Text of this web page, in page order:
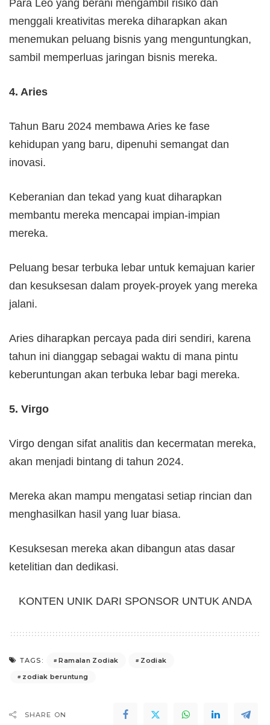
Para Leo yang berani mengambil risiko dan
menggali kreativitas mereka diharapkan akan
menemukan peluang bisnis yang menguntungkan,
sambil memperluas jaringan bisnis mereka.
4. Aries
Tahun Baru 2024 membawa Aries ke fase
kehidupan yang baru, dipenuhi semangat dan
inovasi.
Keberanian dan tekad yang kuat diharapkan
membantu mereka mencapai impian-impian
mereka.
Peluang besar terbuka lebar untuk kemajuan karier
dan kesuksesan dalam proyek-proyek yang mereka
jalani.
Aries diharapkan percaya pada diri sendiri, karena
tahun ini dianggap sebagai waktu di mana pintu
keberuntungan akan terbuka lebar bagi mereka.
5. Virgo
Virgo dengan sifat analitis dan kecermatan mereka,
akan menjadi bintang di tahun 2024.
Mereka akan mampu mengatasi setiap rincian dan
menghasilkan hasil yang luar biasa.
Kesuksesan mereka akan dibangun atas dasar
ketelitian dan dedikasi.
KONTEN UNIK DARI SPONSOR UNTUK ANDA
TAGS: Ramalan Zodiak
Zodiak
zodiak beruntung
SHARE ON